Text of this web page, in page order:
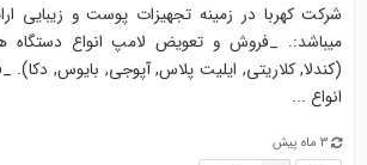
شرکت کهربا در زمینه تجهیزات پوست و زیبایی
میباشد:. _فروش و تعویض لامپ انواع دستگاه
(کندلا, کلاریتی, ایلیت پلاس, آپوجی, بایوس,
انواع ...
3 ماه پیش